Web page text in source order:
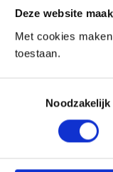
Deze website
Met cookies
toestaan.
Noodzakelijk
cookies
hebben wij
hun
te houden hoe
wat zij mogen
niet